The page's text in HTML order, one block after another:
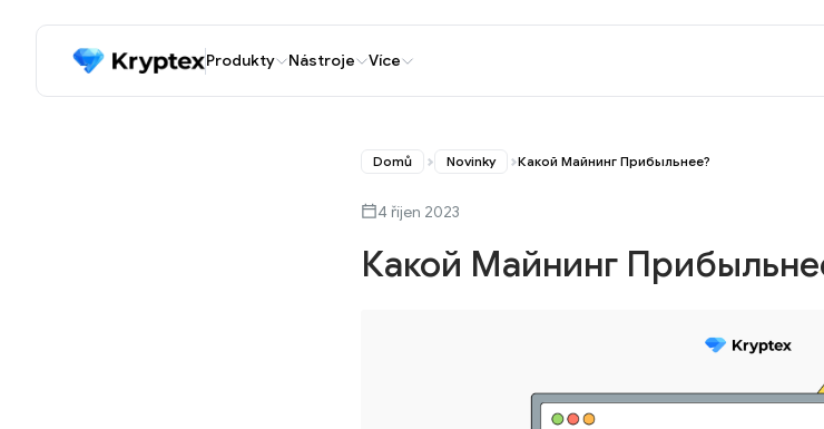
Produkty Nástroje Více
Domů Novinky Какой Майнинг Прибыльнее?
4 říjen 2023
Какой Майнинг